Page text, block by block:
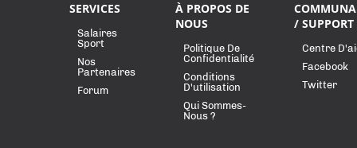
SERVICES
Salaires
Sport
Nos
Partenaires
Forum
À PROPOS DE
NOUS
Politique De
Confidentialité
Conditions
D'utilisation
Qui Sommes-
Nous ?
/ SUPPORT
Centre
Facebook
Twitter